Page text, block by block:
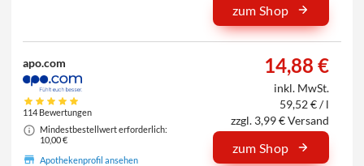
zum Shop
apo.com
114 Bewertungen
Mindestbestellwert erforderlich:
10,00 €
Apothekenprofil ansehen
14,88 €
inkl. MwSt.
59,52 € / l
zzgl. 3,99 € Versand
zum Shop